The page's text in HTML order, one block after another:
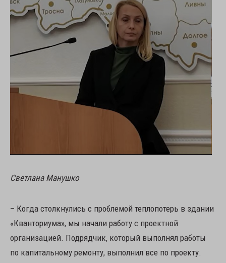
Светлана Манушко
– Когда столкнулись с проблемой теплопотерь в здании
«Кванториума», мы начали работу с проектной
организацией. Подрядчик, который выполнял работы
по капитальному ремонту, выполнил все по проекту.